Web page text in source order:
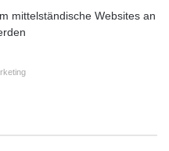
und kann
die von einem
in
mittelständische Websites an